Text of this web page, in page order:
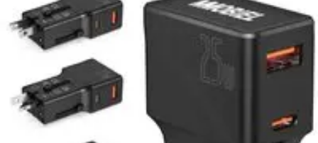
Voyage International
Préparation de voyage
Destinations PréparationAstuces et
conseilsHébergement
Voyage International